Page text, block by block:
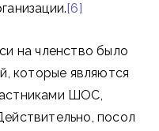
[6]
на членство было
которые являются
ШОС,
посол